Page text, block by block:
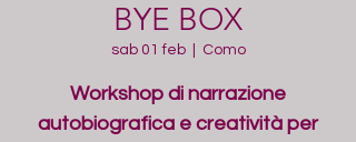
BYE BOX
sab 01 feb
  |
Como
Workshop di narrazione
autobiografica e creatività per